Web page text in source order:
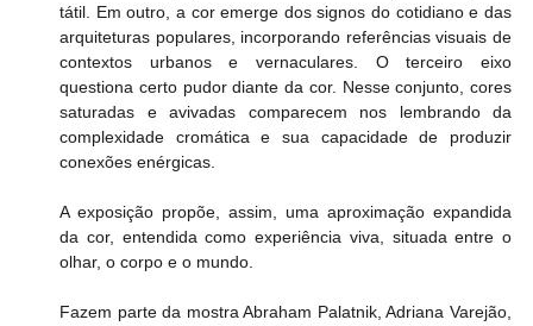
tátil. Em outro, a cor emerge dos signos do cotidiano e das
arquiteturas populares, incorporando referências visuais de
contextos urbanos e vernaculares. O terceiro eixo
questiona certo pudor diante da cor. Nesse conjunto, cores
saturadas e avivadas comparecem nos lembrando da
complexidade cromática e sua capacidade de produzir
conexões enérgicas.
A exposição propõe, assim, uma aproximação expandida
da cor, entendida como experiência viva, situada entre o
olhar, o corpo e o mundo.
Fazem parte da mostra Abraham Palatnik, Adriana Varejão,